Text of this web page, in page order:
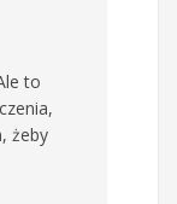
to
żeby